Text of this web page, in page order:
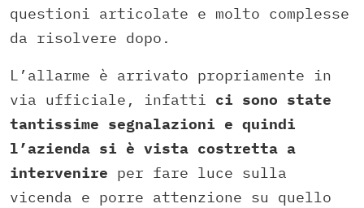
questioni articolate e molto complesse
da risolvere dopo.
L’allarme è arrivato propriamente in
via ufficiale, infatti ci sono state
tantissime segnalazioni e quindi
l’azienda si è vista costretta a
intervenire per fare luce sulla
vicenda e porre attenzione su quello